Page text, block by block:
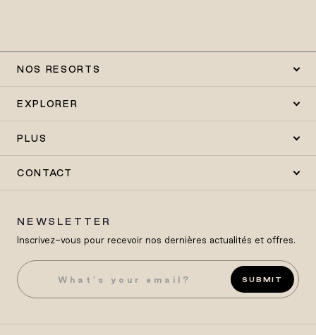
NOS RESORTS
EXPLORER
PLUS
CONTACT
NEWSLETTER
Inscrivez-vous pour recevoir nos dernières actualités et offres.
SUBMIT